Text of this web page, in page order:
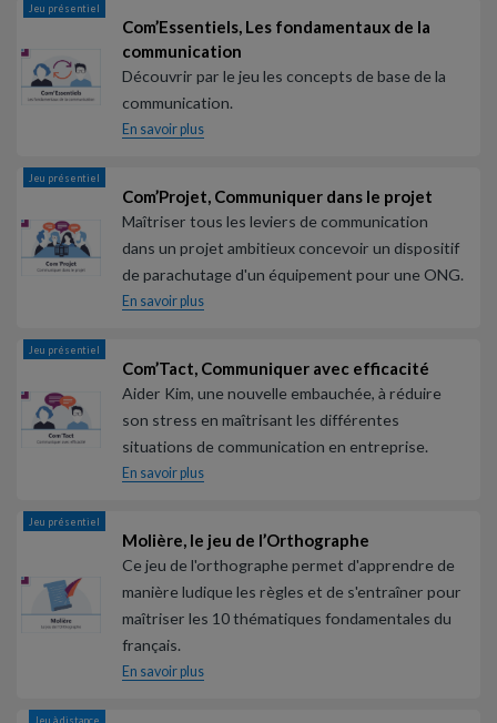
Jeu présentiel
Com’Essentiels, Les fondamentaux de la
communication
Découvrir par le jeu les concepts de base de la
communication.
En savoir plus
Jeu présentiel
Com’Projet, Communiquer dans le projet
Maîtriser tous les leviers de communication
dans un projet ambitieux concevoir un dispositif
de parachutage d'un équipement pour une ONG.
En savoir plus
Jeu présentiel
Com’Tact, Communiquer avec efficacité
Aider Kim, une nouvelle embauchée, à réduire
son stress en maîtrisant les différentes
situations de communication en entreprise.
En savoir plus
Jeu présentiel
Molière, le jeu de l’Orthographe
Ce jeu de l'orthographe permet d'apprendre de
manière ludique les règles et de s'entraîner pour
maîtriser les 10 thématiques fondamentales du
français.
En savoir plus
Jeu à distance